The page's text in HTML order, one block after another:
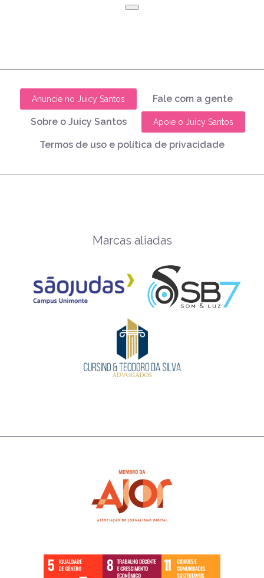
Anuncie no Juicy Santos Fale com a gente
Sobre o Juicy Santos Apoie o Juicy Santos
Termos de uso e política de privacidade
Marcas aliadas